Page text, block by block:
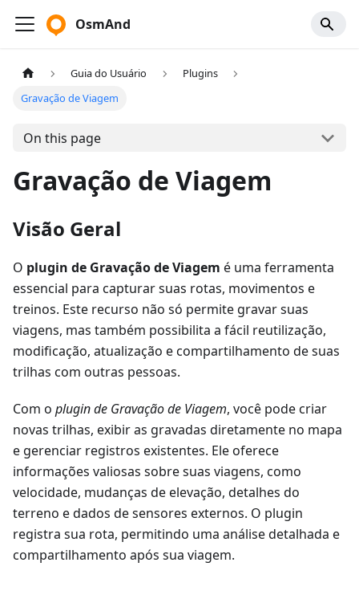
OsmAnd
Guia do Usuário
Plugins
Gravação de Viagem
On this page
Gravação de Viagem
Visão Geral
O plugin de Gravação de Viagem é uma ferramenta
essencial para capturar suas rotas, movimentos e
treinos. Este recurso não só permite gravar suas
viagens, mas também possibilita a fácil reutilização,
modificação, atualização e compartilhamento de suas
trilhas com outras pessoas.
Com o plugin de Gravação de Viagem, você pode criar
novas trilhas, exibir as gravadas diretamente no mapa
e gerenciar registros existentes. Ele oferece
informações valiosas sobre suas viagens, como
velocidade, mudanças de elevação, detalhes do
terreno e dados de sensores externos. O plugin
registra sua rota, permitindo uma análise detalhada e
compartilhamento após sua viagem.